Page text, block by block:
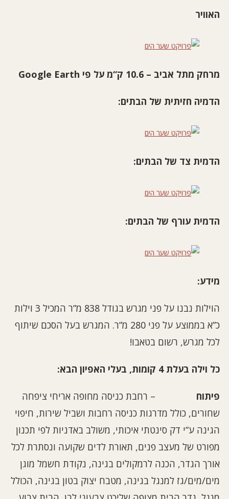
האוויר
מרחק מתל אביב – 10.6 ק“מ על פי Google Earth
הדמיה חזיתית של הבתים:
הדמית צד של הבתים:
הדמית עורף של הבתים:
מידע:
הוילות נבנו על פני מגרש בגודל 838 מ”ר המכיל 3 וילות
כ”א בממוצע על פני 280 מ”ר. המגרש בעל הסכם שיתוף
לכל מגרש, רשום בטאבו!
כל וילה בעלת4 קומות, בעלי האפיון הבא:
פיתוח
– רחבת כניסה מחופה אריחי ציפחה
שחורים, כולל מדרגות כניסה רחבות ושביל שירות, חיפוי
הגינה ע”י דק סינטתי איכותי, משולב באדניות לפי תכנון
מפורט של מעצב פנים, תאורת לדים שקועה ונסתרת לכל
אורך הגדר, הכנה לרמקולים בגינה, נקודת חשמל מוגן
מים/מים/גז למנגל בגינה, מטבח יצוק בטון בגינה, הכולל